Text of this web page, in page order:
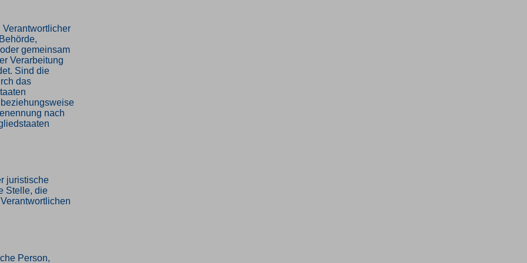
Verantwortlicher
gemeinsam
Verarbeitung
Sind die
das
nach
juristische
Stelle, die
Person,